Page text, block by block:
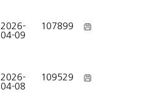
2026-
04-09
107899
2026-
04-08
109529